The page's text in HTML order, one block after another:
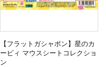
【フラットガシャポン】星のカ
ービィ マウスシートコレクショ
ン